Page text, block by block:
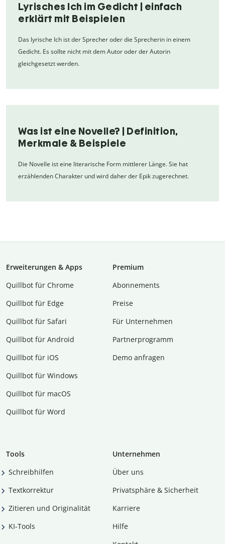
Lyrisches Ich im Gedicht | einfach
erklärt mit Beispielen
Das lyrische Ich ist der Sprecher oder die Sprecherin in einem
Gedicht. Es sollte nicht mit dem Autor oder der Autorin
gleichgesetzt werden.
Was ist eine Novelle? | Definition,
Merkmale & Beispiele
Die Novelle ist eine literarische Form mittlerer Länge. Sie hat
erzählenden Charakter und wird daher der Epik zugerechnet.
Erweiterungen & Apps
Quillbot für Chrome
Quillbot für Edge
Quillbot für Safari
Quillbot für Android
Quillbot für iOS
Quillbot für Windows
Quillbot für macOS
Quillbot für Word
Premium
Abon­ne­ments
Preise
Für Unternehmen
Partnerprogramm
Demo anfragen
Tools
Schreibhilfen
Textkorrektur
Zitieren und Originalität
KI-Tools
Unternehmen
Über uns
Privatsphäre & Sicherheit
Karriere
Hilfe